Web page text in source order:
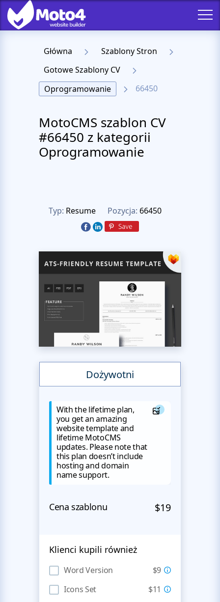
Główna
Szablony Stron
Gotowe Szablony CV
Oprogramowanie
66450
MotoCMS szablon CV
#66450 z kategorii
Oprogramowanie
Typ: Resume Pozycja: 66450
Dożywotni
With the lifetime plan,
you get an amazing
website template and
lifetime MotoCMS
updates. Please note that
this plan doesn’t include
hosting and domain
name support.
Cena szablonu $19
Klienci kupili również
Word Version
$9
Icons Set
$11